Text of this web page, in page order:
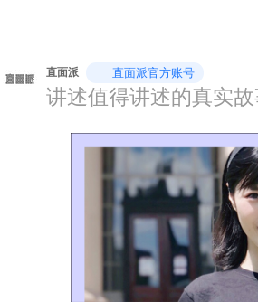
直面派 直面派官方账号
讲述值得讲述的真实